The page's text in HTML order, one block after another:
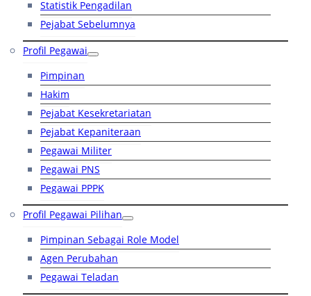
Statistik Pengadilan
Pejabat Sebelumnya
Profil Pegawai
Pimpinan
Hakim
Pejabat Kesekretariatan
Pejabat Kepaniteraan
Pegawai Militer
Pegawai PNS
Pegawai PPPK
Profil Pegawai Pilihan
Pimpinan Sebagai Role Model
Agen Perubahan
Pegawai Teladan